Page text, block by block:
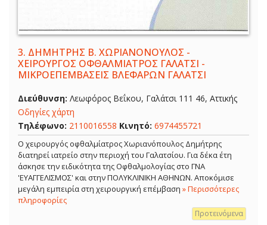
3. ΔΗΜΗΤΡΗΣ Β. ΧΩΡΙΑΝΟΝΟΥΛΟΣ -
ΧΕΙΡΟΥΡΓΟΣ ΟΦΘΑΛΜΙΑΤΡΟΣ ΓΑΛΑΤΣΙ -
ΜΙΚΡΟΕΠΕΜΒΑΣΕΙΣ ΒΛΕΦΑΡΩΝ ΓΑΛΑΤΣΙ
Διεύθυνση: Λεωφόρος Βεΐκου, Γαλάτσι 111 46, Αττικής
Οδηγίες χάρτη
Τηλέφωνο: 2110016558 Κινητό: 6974455721
Ο χειρουργός οφθαλμίατρος Χωριανόπουλος Δημήτρης
διατηρεί ιατρείο στην περιοχή του Γαλατσίου. Για δέκα έτη
άσκησε την ειδικότητα της Οφθαλμολογίας στο ΓΝΑ
'ΕΥΑΓΓΕΛΙΣΜΟΣ' και στην ΠΟΛΥΚΛΙΝΙΚΗ ΑΘΗΝΩΝ. Αποκόμισε
μεγάλη εμπειρία στη χειρουργική επέμβαση » Περισσότερες
πληροφορίες
Προτεινόμενα